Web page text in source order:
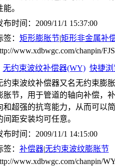
能。
布时间：2009/11/1 15:37:00
签： 矩形膨胀节|矩形非金属补
www.xdbwgc.com/chanpin/
无约束波纹补偿器(WY) 快捷浏
约束波纹补偿器又名无约束膨
胀节，用于管道的轴向补偿，
和超强的抗弯能力，从而可以
间距安装均可任意。
布时间：2009/11/1 14:15:00
签： 补偿器|无约束波纹膨胀节
www.xdbwgc.com/chanpin/